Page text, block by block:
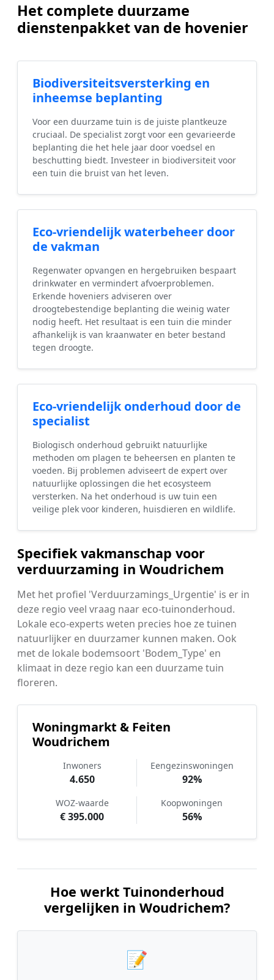
Het complete duurzame
dienstenpakket van de hovenier
Biodiversiteitsversterking en
inheemse beplanting
Voor een duurzame tuin is de juiste plantkeuze
cruciaal. De specialist zorgt voor een gevarieerde
beplanting die het hele jaar door voedsel en
beschutting biedt. Investeer in biodiversiteit voor
een tuin die bruist van het leven.
Eco-vriendelijk waterbeheer door
de vakman
Regenwater opvangen en hergebruiken bespaart
drinkwater en vermindert afvoerproblemen.
Erkende hoveniers adviseren over
droogtebestendige beplanting die weinig water
nodig heeft. Het resultaat is een tuin die minder
afhankelijk is van kraanwater en beter bestand
tegen droogte.
Eco-vriendelijk onderhoud door de
specialist
Biologisch onderhoud gebruikt natuurlijke
methoden om plagen te beheersen en planten te
voeden. Bij problemen adviseert de expert over
natuurlijke oplossingen die het ecosysteem
versterken. Na het onderhoud is uw tuin een
veilige plek voor kinderen, huisdieren en wildlife.
Specifiek vakmanschap voor
verduurzaming in Woudrichem
Met het profiel 'Verduurzamings_Urgentie' is er in
deze regio veel vraag naar eco-tuinonderhoud.
Lokale eco-experts weten precies hoe ze tuinen
natuurlijker en duurzamer kunnen maken. Ook
met de lokale bodemsoort 'Bodem_Type' en
klimaat in deze regio kan een duurzame tuin
floreren.
Woningmarkt & Feiten
Woudrichem
Inwoners
4.650
Eengezinswoningen
92%
WOZ-waarde
€ 395.000
Koopwoningen
56%
Hoe werkt Tuinonderhoud
vergelijken in Woudrichem?
📝